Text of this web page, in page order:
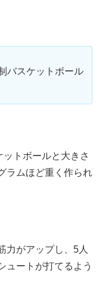
バスケットボール
トボールと大きさ
ラムほど重く作られ
力がアップし、5人
ュートが打てるよう